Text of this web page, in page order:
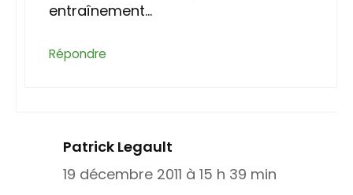
entraînement…
Répondre
Patrick Legault
19 décembre 2011 à 15 h 39 min